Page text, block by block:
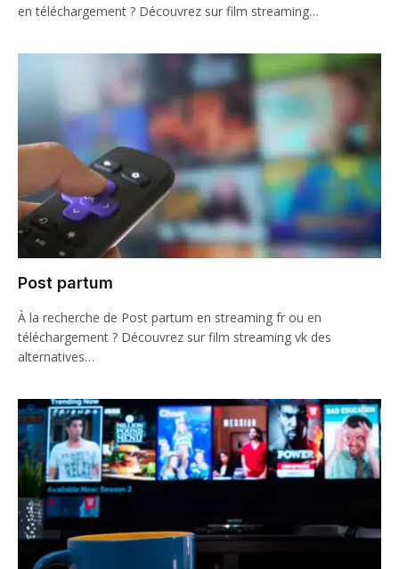
en téléchargement ? Découvrez sur film streaming…
Post partum
À la recherche de Post partum en streaming fr ou en
téléchargement ? Découvrez sur film streaming vk des
alternatives…